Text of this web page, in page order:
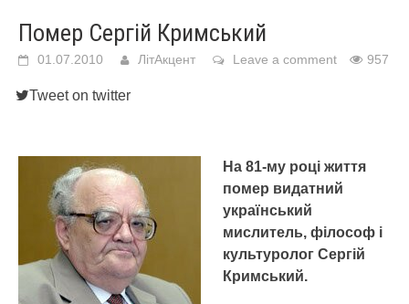
Помер Сергій Кримський
01.07.2010 ЛітАкцент Leave a comment 957
Tweet on twitter
На 81-му році життя
помер видатний
український
мислитель, філософ і
культуролог Сергій
Кримський.